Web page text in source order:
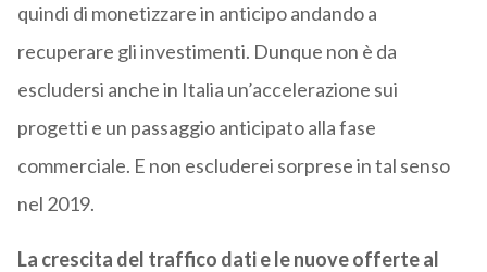
quindi di monetizzare in anticipo andando a
recuperare gli investimenti. Dunque non è da
escludersi anche in Italia un’accelerazione sui
progetti e un passaggio anticipato alla fase
commerciale. E non escluderei sorprese in tal senso
nel 2019.
La crescita del traffico dati e le nuove offerte al